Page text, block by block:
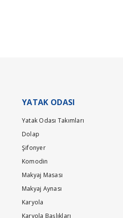
YATAK ODASI
Yatak Odası Takımları
Dolap
Şifonyer
Komodin
Makyaj Masası
Makyaj Aynası
Karyola
Karyola Başlıkları